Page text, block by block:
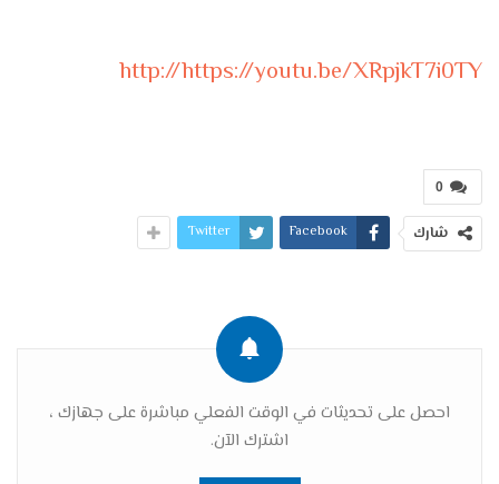
http://https://youtu.be/XRpjkT7i0TY
0
شارك Facebook
Twitter
احصل على تحديثات في الوقت الفعلي مباشرة على جهازك ،
اشترك الآن.